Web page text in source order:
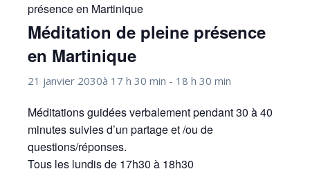
présence en Martinique
Méditation de pleine présence
en Martinique
21 janvier 2030à 17 h 30 min - 18 h 30 min
Méditations guidées verbalement pendant 30 à 40
minutes suivies d’un partage et /ou de
questions/réponses.
Tous les lundis de 17h30 à 18h30